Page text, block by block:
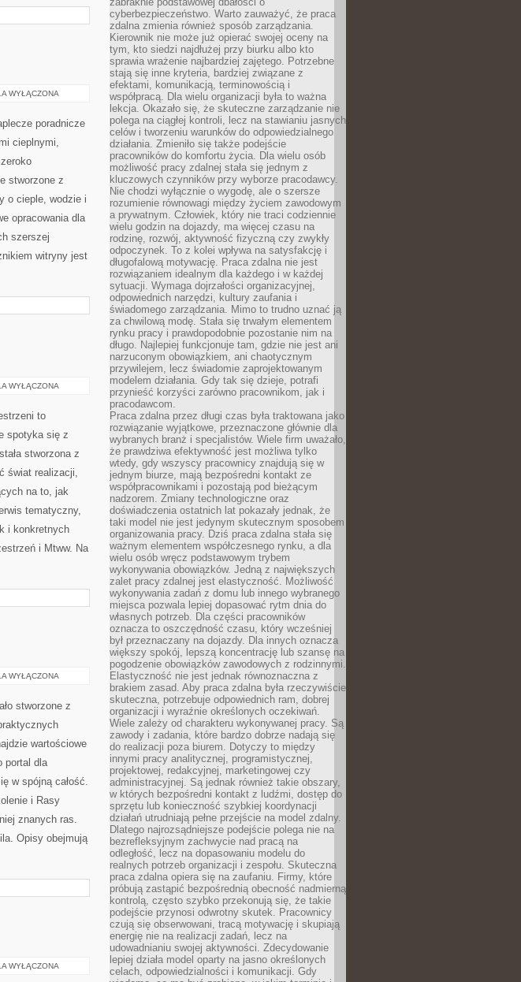
WYŁĄCZONA
poradnicze
cieplnymi,
stworzone z
o cieple, wodzie i
opracowania dla
szerszej
witryny jest
WYŁĄCZONA
to
spotyka się z
stworzona z
świat realizacji,
na to, jak
tematyczny,
i konkretnych
i Mtww. Na
WYŁĄCZONA
stworzone z
wartościowe
portal dla
w spójną całość.
i Rasy
znanych ras.
Opisy obejmują
WYŁĄCZONA
cyberbezpieczeństwo. Warto zauważyć, że praca
zdalna zmienia również sposób zarządzania.
Kierownik nie może już opierać swojej oceny na
tym, kto siedzi najdłużej przy biurku albo kto
sprawia wrażenie najbardziej zajętego. Potrzebne
stają się inne kryteria, bardziej związane z
efektami, komunikacją, terminowością i
współpracą. Dla wielu organizacji była to ważna
lekcja. Okazało się, że skuteczne zarządzanie nie
polega na ciągłej kontroli, lecz na stawianiu jasnych
celów i tworzeniu warunków do odpowiedzialnego
działania. Zmieniło się także podejście
pracowników do komfortu życia. Dla wielu osób
możliwość pracy zdalnej stała się jednym z
kluczowych czynników przy wyborze pracodawcy.
Nie chodzi wyłącznie o wygodę, ale o szersze
rozumienie równowagi między życiem zawodowym
a prywatnym. Człowiek, który nie traci codziennie
wielu godzin na dojazdy, ma więcej czasu na
rodzinę, rozwój, aktywność fizyczną czy zwykły
odpoczynek. To z kolei wpływa na satysfakcję i
długofalową motywację. Praca zdalna nie jest
rozwiązaniem idealnym dla każdego i w każdej
sytuacji. Wymaga dojrzałości organizacyjnej,
odpowiednich narzędzi, kultury zaufania i
świadomego zarządzania. Mimo to trudno uznać ją
za chwilową modę. Stała się trwałym elementem
rynku pracy i prawdopodobnie pozostanie nim na
długo. Najlepiej funkcjonuje tam, gdzie nie jest ani
narzuconym obowiązkiem, ani chaotycznym
przywilejem, lecz świadomie zaprojektowanym
modelem działania. Gdy tak się dzieje, potrafi
przynieść korzyści zarówno pracownikom, jak i
pracodawcom.
Praca zdalna przez długi czas była traktowana jako
rozwiązanie wyjątkowe, przeznaczone głównie dla
wybranych branż i specjalistów. Wiele firm uważało,
że prawdziwa efektywność jest możliwa tylko
wtedy, gdy wszyscy pracownicy znajdują się w
jednym biurze, mają bezpośredni kontakt ze
współpracownikami i pozostają pod bieżącym
nadzorem. Zmiany technologiczne oraz
doświadczenia ostatnich lat pokazały jednak, że
taki model nie jest jedynym skutecznym sposobem
organizowania pracy. Dziś praca zdalna stała się
ważnym elementem współczesnego rynku, a dla
wielu osób wręcz podstawowym trybem
wykonywania obowiązków. Jedną z największych
zalet pracy zdalnej jest elastyczność. Możliwość
wykonywania zadań z domu lub innego wybranego
miejsca pozwala lepiej dopasować rytm dnia do
własnych potrzeb. Dla części pracowników
oznacza to oszczędność czasu, który wcześniej
był przeznaczany na dojazdy. Dla innych oznacza
większy spokój, lepszą koncentrację lub szansę na
pogodzenie obowiązków zawodowych z rodzinnymi.
Elastyczność nie jest jednak równoznaczna z
brakiem zasad. Aby praca zdalna była rzeczywiście
skuteczna, potrzebuje odpowiednich ram, dobrej
organizacji i wyraźnie określonych oczekiwań.
Wiele zależy od charakteru wykonywanej pracy. Są
zawody i zadania, które bardzo dobrze nadają się
do realizacji poza biurem. Dotyczy to między
innymi pracy analitycznej, programistycznej,
projektowej, redakcyjnej, marketingowej czy
administracyjnej. Są jednak również takie obszary,
w których bezpośredni kontakt z ludźmi, dostęp do
sprzętu lub konieczność szybkiej koordynacji
działań utrudniają pełne przejście na model zdalny.
Dlatego najrozsądniejsze podejście polega nie na
bezrefleksyjnym zachwycie nad pracą na
odległość, lecz na dopasowaniu modelu do
realnych potrzeb organizacji i zespołu. Skuteczna
praca zdalna opiera się na zaufaniu. Firmy, które
próbują zastąpić bezpośrednią obecność nadmierną
kontrolą, często szybko przekonują się, że takie
podejście przynosi odwrotny skutek. Pracownicy
czują się obserwowani, tracą motywację i skupiają
energię nie na realizacji zadań, lecz na
udowadnianiu swojej aktywności. Zdecydowanie
lepiej działa model oparty na jasno określonych
celach, odpowiedzialności i komunikacji. Gdy